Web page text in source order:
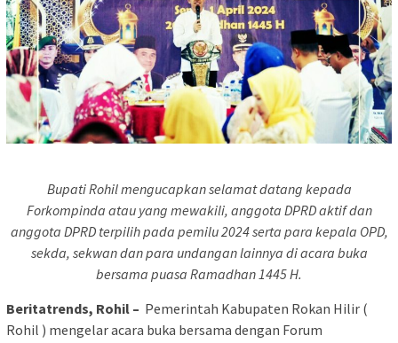
Bupati Rohil mengucapkan selamat datang kepada
Forkompinda atau yang mewakili, anggota DPRD aktif dan
anggota DPRD terpilih pada pemilu 2024 serta para kepala OPD,
sekda, sekwan dan para undangan lainnya di acara buka
bersama puasa Ramadhan 1445 H.
Beritatrends, Rohil – Pemerintah Kabupaten Rokan Hilir (
Rohil ) mengelar acara buka bersama dengan Forum